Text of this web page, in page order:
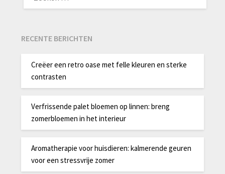
RECENTE BERICHTEN
Creëer een retro oase met felle kleuren en sterke
contrasten
Verfrissende palet bloemen op linnen: breng
zomerbloemen in het interieur
Aromatherapie voor huisdieren: kalmerende geuren
voor een stressvrije zomer